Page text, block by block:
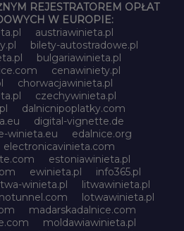
REJESTRATOREM OPŁAT
W EUROPIE:
austriawinieta.pl
bilety-autostradowe.pl
bulgariawinieta.pl
cenawiniety.pl
chorwacjawinieta.pl
czechywinieta.pl
dalnicnipoplatky.com
digital-vignette.de
winieta.eu
edalnice.org
electronicavinieta.com
estoniawinieta.pl
ewinieta.pl
info365.pl
winieta.pl
litwawinieta.pl
lotwawinieta.pl
madarskadalnice.com
moldawiawinieta.pl